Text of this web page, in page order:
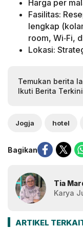
Harga per
Fasilitas:
lengkap
room, Wi‑Fi,
Lokasi:
Temukan berita
Ikuti Berita
Jogja hotel
Bagikan
Tia
Karya
ARTIKEL